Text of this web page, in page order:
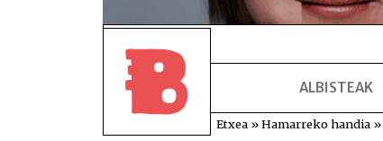
ALBISTEAK
Etxea »Hamarreko handia »